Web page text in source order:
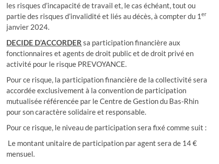
les risques d’incapacité de travail et, le cas échéant, tout ou
partie des risques d’invalidité et liés au décès, à compter du 1er
janvier 2024.
DECIDE D’ACCORDER sa participation financière aux
fonctionnaires et agents de droit public et de droit privé en
activité pour le risque PREVOYANCE.
Pour ce risque, la participation financière de la collectivité sera
accordée exclusivement à la convention de participation
mutualisée référencée par le Centre de Gestion du Bas-Rhin
pour son caractère solidaire et responsable.
Pour ce risque, le niveau de participation sera fixé comme suit :
Le montant unitaire de participation par agent sera de 14 €
mensuel.